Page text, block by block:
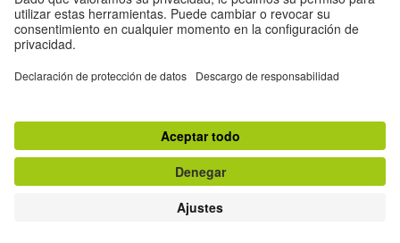
Otras publicaciones del Goethe-Institut
Gegenüber
Ruya